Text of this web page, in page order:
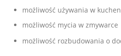
możliwość używania w
możliwość mycia w zmywarce
możliwość rozbudowania o